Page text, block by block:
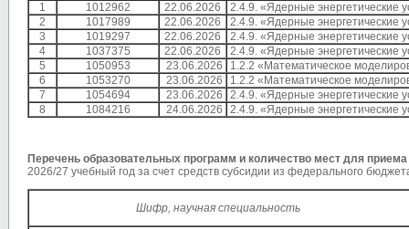
1 1012962 22.06.2026
2.4.9. «Ядерные энергетические
2
1017989 22.06.2026
2.4.9. «Ядерные энергетические
3
1019297 22.06.2026
2.4.9. «Ядерные энергетические
4
1037375 22.06.2026 2.4.9. «Ядерные энергетические
5
1050953 23.06.2026
1.2.2 «Математическое
6
1053270 23.06.2026
1.2.2 «Математическое
7
1054694 23.06.2026 2.4.9. «Ядерные энергетические
8
1084216 24.06.2026 2.4.9. «Ядерные энергетические
Перечень образовательных программ и количество мест для
2026/27 учебный год за счет средств субсидии из федерального
Шифр, научная специальность